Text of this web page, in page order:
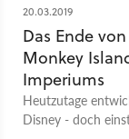
20.03.2019
Das Ende
Monkey
Imperiums
Heutzutage
Disney - doch